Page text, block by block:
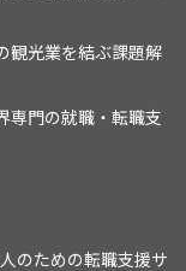
観光業を結ぶ課題解
専門の就職・転職支
のための転職支援サ